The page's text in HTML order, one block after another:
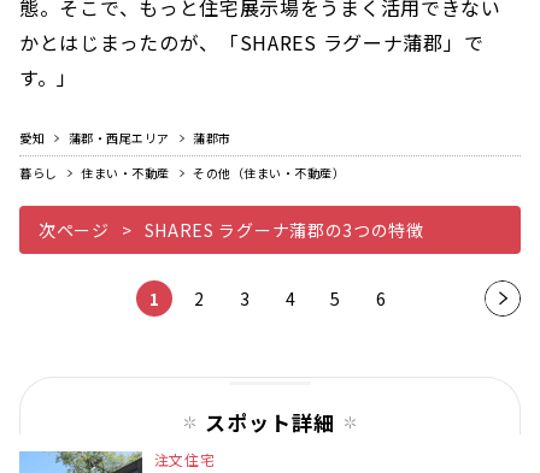
態。そこで、もっと住宅展示場をうまく活用できない
かとはじまったのが、「SHARES ラグーナ蒲郡」で
す。」
愛知 蒲郡・西尾エリア
蒲郡市
暮らし
住まい・不動産 その他（住まい・不動産）
次ページ SHARES ラグーナ蒲郡の3つの特徴
1 2 3 4 5 6
次の
スポット詳細
注文住宅